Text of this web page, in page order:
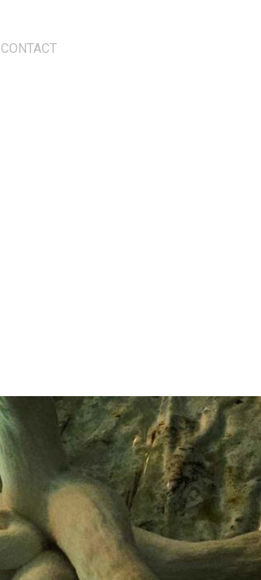
CONTACT